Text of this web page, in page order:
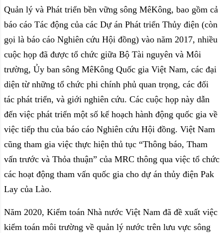
Quản lý và Phát triển bền vững sông MêKông, bao gồm cả
báo cáo Tác động của các Dự án Phát triển Thủy điện (còn
gọi là báo cáo Nghiên cứu Hội đồng) vào năm 2017, nhiều
cuộc họp đã được tổ chức giữa Bộ Tài nguyên và Môi
trường, Ủy ban sông MêKông Quốc gia Việt Nam, các đại
diện từ những tổ chức phi chính phủ quan trọng, các đối
tác phát triển, và giới nghiên cứu. Các cuộc họp này dẫn
đến việc phát triển một số kế hoạch hành động quốc gia về
việc tiếp thu của báo cáo Nghiên cứu Hội đồng. Việt Nam
cũng tham gia việc thực hiện thủ tục “Thông báo, Tham
vấn trước và Thỏa thuận” của MRC thông qua việc tổ chức
các hoạt động tham vấn quốc gia cho dự án thủy điện Pak
Lay của Lào.
Năm 2020, Kiểm toán Nhà nước Việt Nam đã đề xuất việc
kiểm toán môi trường về quản lý nước trên lưu vực sông